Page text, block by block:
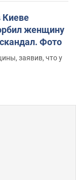
Киеве
женщину
Фото
заявив, что у